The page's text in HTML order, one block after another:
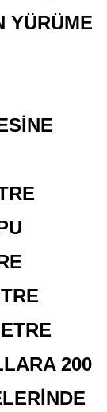
YÜRÜME
200